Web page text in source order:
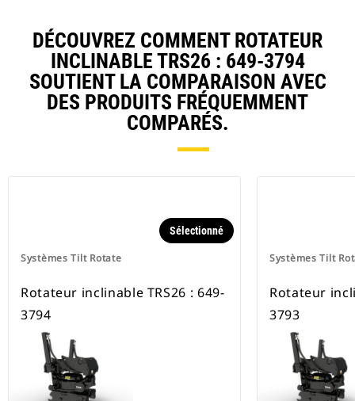
DÉCOUVREZ COMMENT ROTATEUR
INCLINABLE TRS26 : 649-3794
SOUTIENT LA COMPARAISON AVEC
DES PRODUITS FRÉQUEMMENT
COMPARÉS.
Systèmes Tilt Rotate
Sélectionné
Rotateur inclinable TRS26 : 649-
3794
Systèmes Tilt
Rotateur
3793